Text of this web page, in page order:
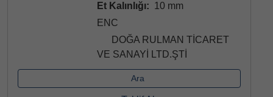
Et Kalınlığı: 10 mm
ENC
DOĞA RULMAN TİCARET
VE SANAYİ LTD.ŞTİ
Ara